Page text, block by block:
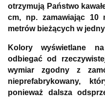
otrzymują Państwo
cm, np. zamawiając 10
metrów bieżących w
Kolory wyświetlane
odbiegać od
wymiar zgodny z
nieprefabrykowany,
ponieważ dalsza